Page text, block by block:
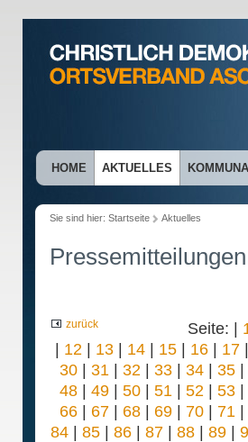
HOME AKTUELLES
Sie sind hier: Startseite Aktuelles
Pressemitteilungen
zurück Seite: |
| 12 | 13| 14| 15| 16| 17|
30| 31 | 32 | 33| 34| 35|
48| 49| 50| 51 | 52 | 53|
66| 67| 68| 69| 70| 71 |
84| 85| 86| 87| 88| 89|